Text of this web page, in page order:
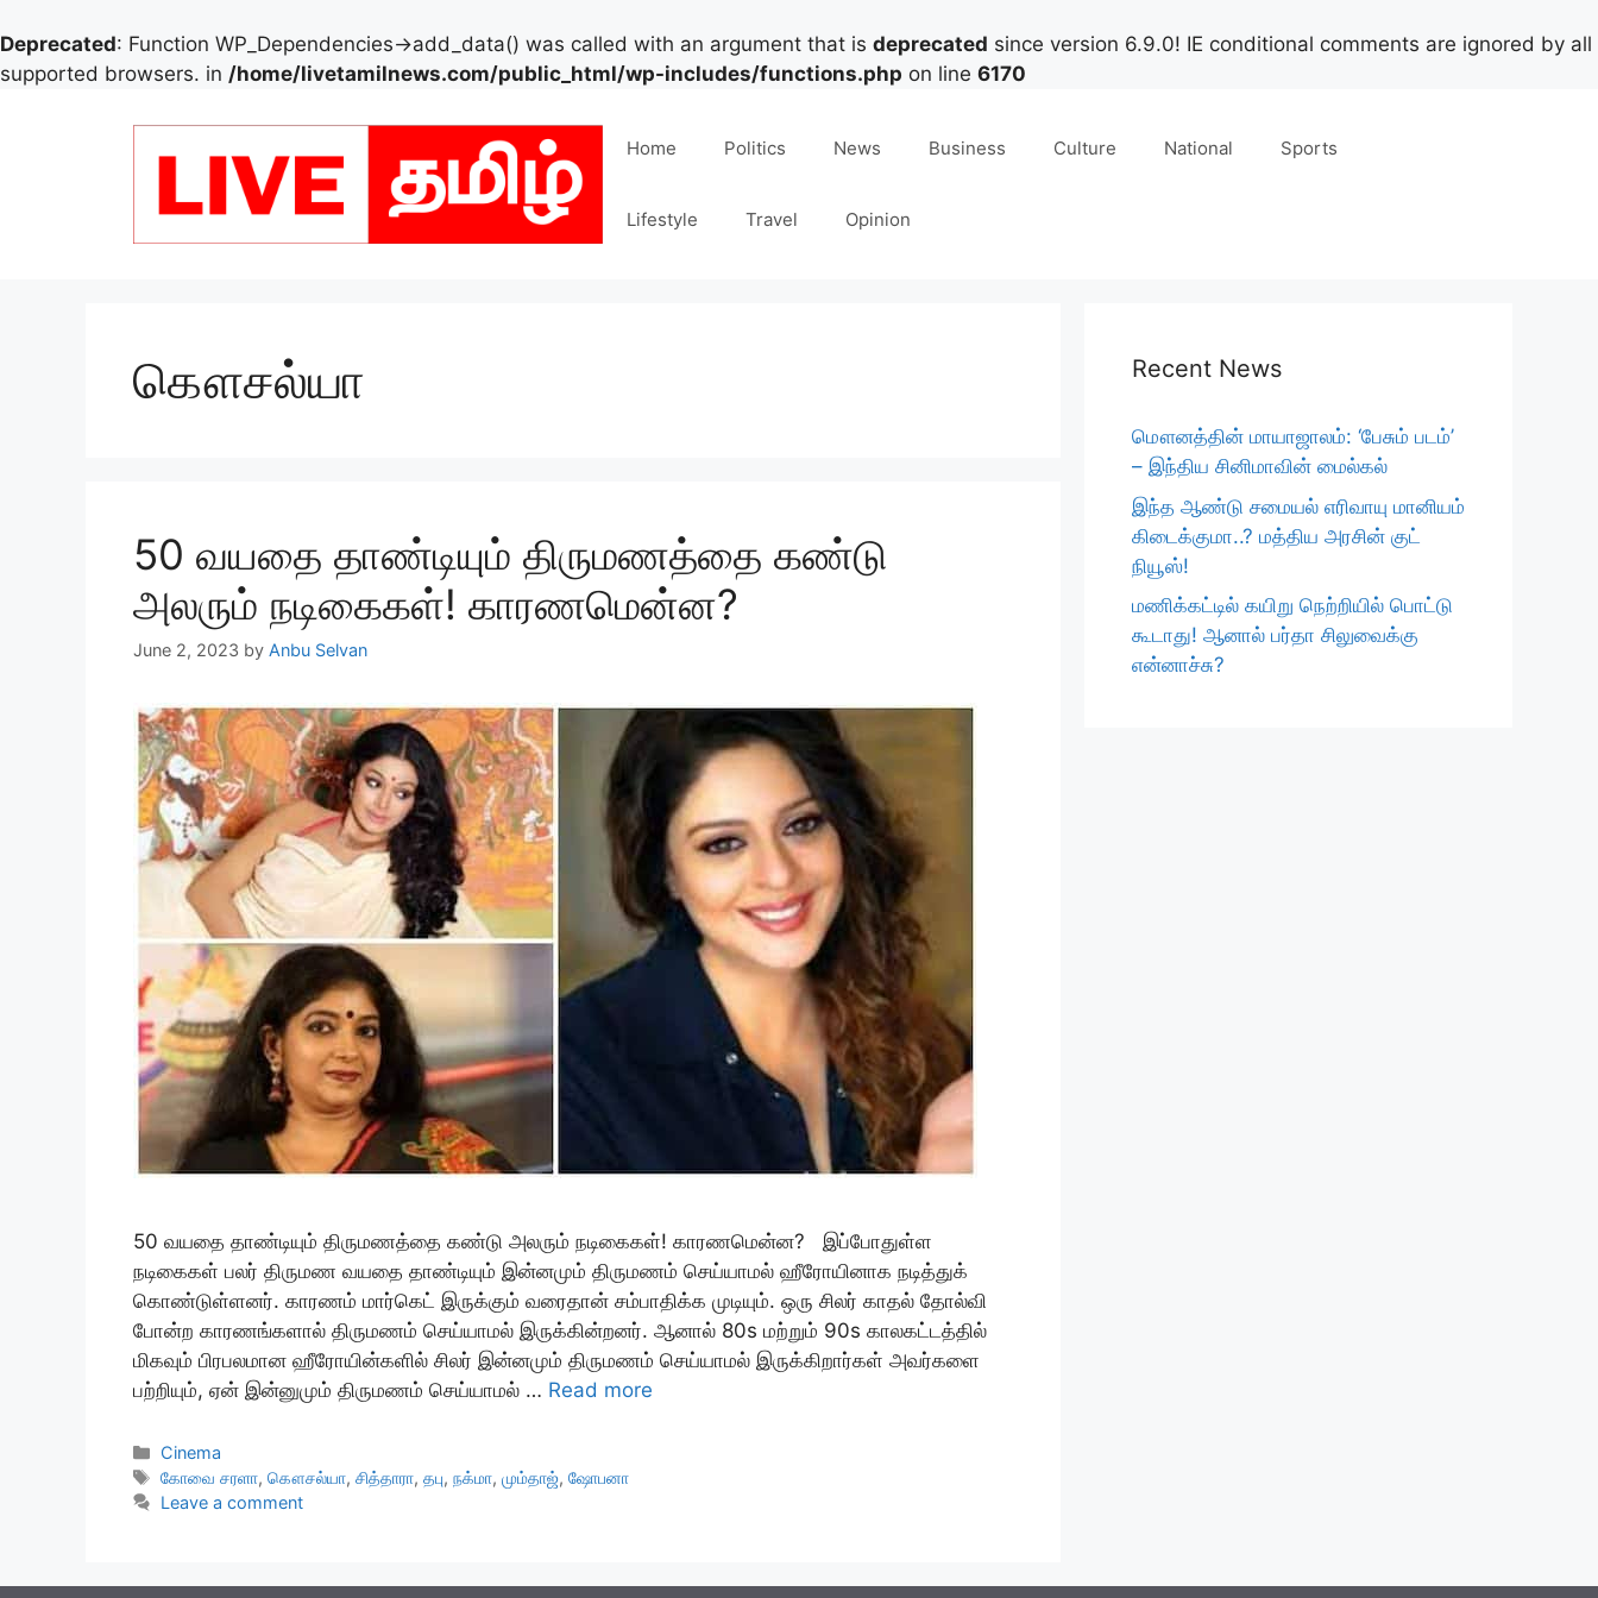
Deprecated: Function WP_Dependencies->add_data() was called with an argument that is deprecated since version 6.9.0! IE conditional comments are ignored by all
supported browsers. in /home/livetamilnews.com/public_html/wp-includes/functions.php on line 6170
Home Politics News Business Culture National Sports
Lifestyle Travel Opinion
கௌசல்யா
50 வயதை தாண்டியும் திருமணத்தை கண்டு
அலரும் நடிகைகள்! காரணமென்ன?
June 2, 2023 by Anbu Selvan
50 வயதை தாண்டியும் திருமணத்தை கண்டு அலரும் நடிகைகள்! காரணமென்ன? இப்போதுள்ள
நடிகைகள் பலர் திருமண வயதை தாண்டியும் இன்னமும் திருமணம் செய்யாமல் ஹீரோயினாக நடித்துக்
கொண்டுள்ளனர். காரணம் மார்கெட் இருக்கும் வரைதான் சம்பாதிக்க முடியும். ஒரு சிலர் காதல் தோல்வி
போன்ற காரணங்களால் திருமணம் செய்யாமல் இருக்கின்றனர். ஆனால் 80s மற்றும் 90s காலகட்டத்தில்
மிகவும் பிரபலமான ஹீரோயின்களில் சிலர் இன்னமும் திருமணம் செய்யாமல் இருக்கிறார்கள் அவர்களை
பற்றியும், ஏன் இன்னுமும் திருமணம் செய்யாமல் … Read more
Categories
Cinema
Tags
கோவை சரளா,கௌசல்யா,சித்தாரா,தபு,நக்மா,மும்தாஜ்,ஷோபனா
Leave a comment
Recent News
மௌனத்தின் மாயாஜாலம்: ‘பேசும் படம்’
– இந்திய சினிமாவின் மைல்கல்
இந்த ஆண்டு சமையல் எரிவாயு மானியம்
கிடைக்குமா..? மத்திய அரசின் குட்
நியூஸ்!
மணிக்கட்டில் கயிறு நெற்றியில் பொட்டு
கூடாது! ஆனால் பர்தா சிலுவைக்கு
என்னாச்சு?